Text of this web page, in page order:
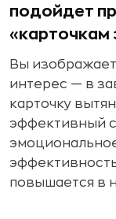
подойдет
«карточкам
Вы
интерес — в
карточку
эффективный
повышается в